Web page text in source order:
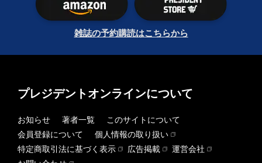
雑誌の予約購読はこちらから
プレジデントオンラインについて
お知らせ 著者一覧
このサイトについて
会員登録について
個人情報の取り扱い
特定商取引法に基づく表示
広告掲載
運営会社